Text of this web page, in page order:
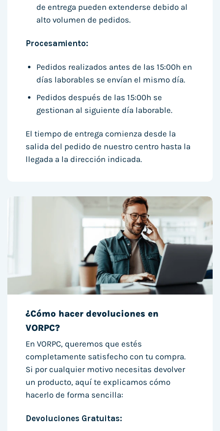
de entrega pueden extenderse debido al
alto volumen de pedidos.
Procesamiento:
Pedidos realizados antes de las 15:00h en
días laborables se envían el mismo día.
Pedidos después de las 15:00h se
gestionan al siguiente día laborable.
El tiempo de entrega comienza desde la
salida del pedido de nuestro centro hasta la
llegada a la dirección indicada.
¿Cómo hacer devoluciones en
VORPC?
En VORPC, queremos que estés
completamente satisfecho con tu compra.
Si por cualquier motivo necesitas devolver
un producto, aquí te explicamos cómo
hacerlo de forma sencilla:
Devoluciones Gratuitas: